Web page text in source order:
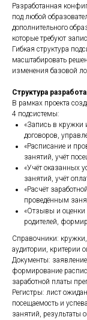
Разработанная
под любой
дополнительного
которые требуют
Гибкая структура
масштабировать
изменения базовой
Структура
В рамках проекта
4 подсистемы:
«Запись в кружки
договоров,
«Расписание и
занятий, учёт
«Учёт оказанных
занятий, учёт
«Расчёт
проведённым
«Отзывы и оценки
родителей,
Справочники: кружки,
аудитории, критерии
Документы:
формирование
заработной платы
Регистры: лист
посещаемость и
занятий, результаты